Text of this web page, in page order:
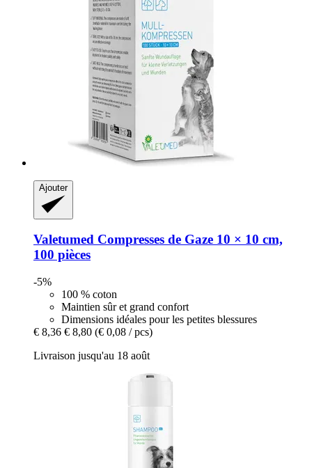
Ajouter
Valetumed Compresses de Gaze 10 × 10 cm,
100 pièces
-5%
100 % coton
Maintien sûr et grand confort
Dimensions idéales pour les petites blessures
€ 8,36 € 8,80 (€ 0,08 / pcs)
Livraison jusqu'au 18 août